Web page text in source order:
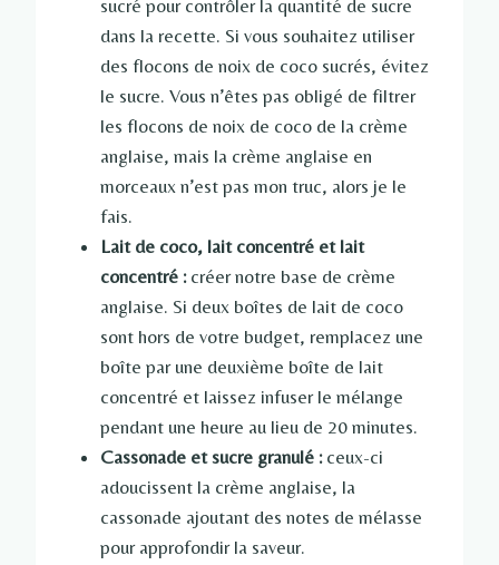
sucré pour contrôler la quantité de sucre
dans la recette. Si vous souhaitez utiliser
des flocons de noix de coco sucrés, évitez
le sucre. Vous n’êtes pas obligé de filtrer
les flocons de noix de coco de la crème
anglaise, mais la crème anglaise en
morceaux n’est pas mon truc, alors je le
fais.
Lait de coco, lait concentré et lait
concentré :créer notre base de crème
anglaise. Si deux boîtes de lait de coco
sont hors de votre budget, remplacez une
boîte par une deuxième boîte de lait
concentré et laissez infuser le mélange
pendant une heure au lieu de 20 minutes.
Cassonade et sucre granulé :ceux-ci
adoucissent la crème anglaise, la
cassonade ajoutant des notes de mélasse
pour approfondir la saveur.